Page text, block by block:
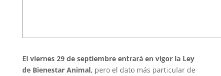
El viernes 29 de septiembre entrará en vigor la Ley
de Bienestar Animal, pero el dato más particular de